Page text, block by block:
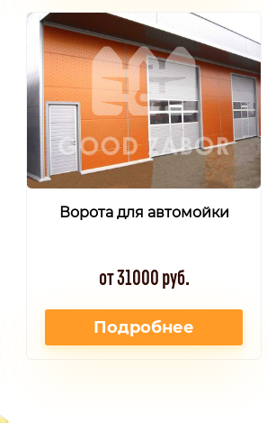
Ворота для автомойки
от 31000 руб.
Подробнее